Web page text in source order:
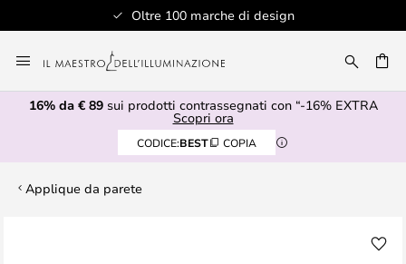
Oltre 100 marche di design
al
contenuto
16% da € 89sui prodotti contrassegnati con “-16% EXTRA
Scopri ora
CODICE:BEST COPIA
Applique da parete